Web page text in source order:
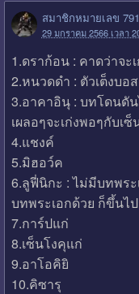
สมาชิกหมายเลข
29 มกราคม 2566 เวลา
1.ดราก้อน : คาดว่าจะ
2.หนวดดำ : ตัวเต็งบอ
3.อาคาอินุ : บทโดนดั
เผลอๆจะเก่งพอๆกับเ
4.แชงค์
5.มิฮอว์ค
6.ลูฟี่นิกะ : ไม่มีบทพร
บทพระเอกด้วย ก็ขึ้นไ
7.การ์ปแก่
8.เซ็นโงคุแก่
9.อาโอคิยิ
10.คิซารุ